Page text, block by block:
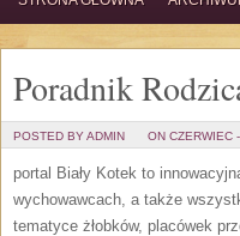
Poradnik
POSTED BY ADMIN ON CZERWIEC
portal Biały Kotek to
wychowawcach, a także
tematyce żłobków, placówek